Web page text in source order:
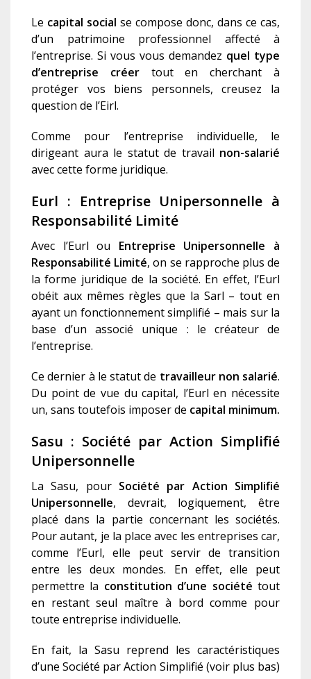
Le capital social se compose donc, dans ce cas,
d’un patrimoine professionnel affecté à
l’entreprise. Si vous vous demandez quel type
d’entreprise créer tout en cherchant à
protéger vos biens personnels, creusez la
question de l’Eirl.
Comme pour l’entreprise individuelle, le
dirigeant aura le statut de travail non-salarié
avec cette forme juridique.
Eurl : Entreprise Unipersonnelle à
Responsabilité Limité
Avec l’Eurl ou Entreprise Unipersonnelle à
Responsabilité Limité, on se rapproche plus de
la forme juridique de la société. En effet, l’Eurl
obéit aux mêmes règles que la Sarl – tout en
ayant un fonctionnement simplifié – mais sur la
base d’un associé unique : le créateur de
l’entreprise.
Ce dernier à le statut de travailleur non salarié.
Du point de vue du capital, l’Eurl en nécessite
un, sans toutefois imposer de capital minimum.
Sasu : Société par Action Simplifié
Unipersonnelle
La Sasu, pour Société par Action Simplifié
Unipersonnelle, devrait, logiquement, être
placé dans la partie concernant les sociétés.
Pour autant, je la place avec les entreprises car,
comme l’Eurl, elle peut servir de transition
entre les deux mondes. En effet, elle peut
permettre la constitution d’une société tout
en restant seul maître à bord comme pour
toute entreprise individuelle.
En fait, la Sasu reprend les caractéristiques
d’une Société par Action Simplifié (voir plus bas)